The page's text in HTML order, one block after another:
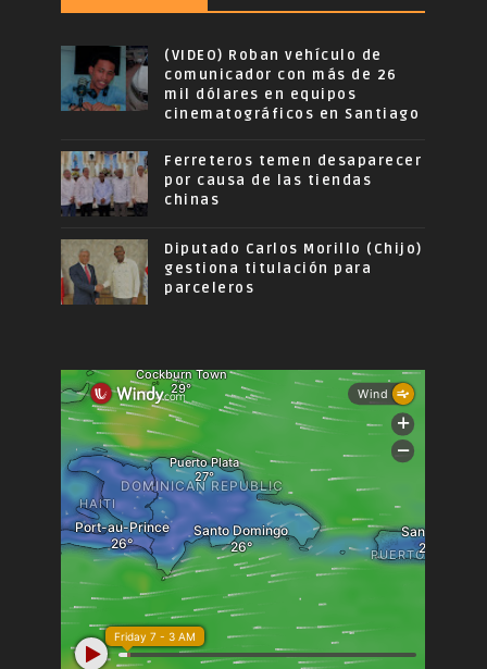
(VIDEO) Roban vehículo de
comunicador con más de 26
mil dólares en equipos
cinematográficos en Santiago
Ferreteros temen desaparecer
por causa de las tiendas
chinas
Diputado Carlos Morillo (Chijo)
gestiona titulación para
parceleros